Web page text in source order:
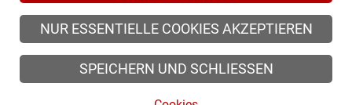
© 2026 zeitsprung-stuttgart.de, alle Rechte vorbehalten
© 2026 Alle Rechte der Fotografen vorbehalten.
NUR ESSENTIELLE COOKIES AKZEPTIEREN
SPEICHERN UND SCHLIESSEN